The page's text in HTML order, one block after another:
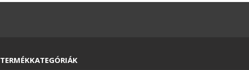
TERMÉKKATEGÓRIÁK